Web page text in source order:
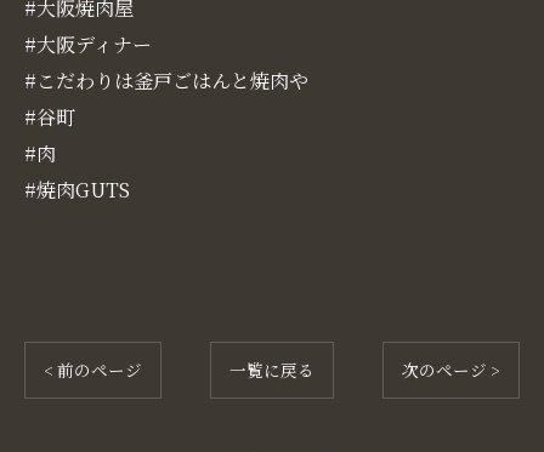
#大阪焼肉屋
#大阪ディナー
#こだわりは釜戸ごはんと焼肉や
#谷町
#肉
#焼肉GUTS
< 前のページ 一覧に戻る 次のページ >